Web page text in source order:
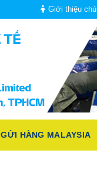
Giới thiệu
GỬI HÀNG MALAYSIA